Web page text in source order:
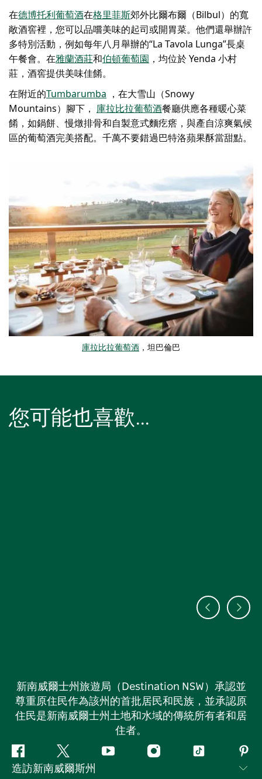
在德博托利葡萄酒在格里菲斯郊外比爾布爾（Bilbul）的寬
敞酒窖裡， 您可以品嚐美味的起司或開胃菜。他們還舉辦許
多特別活動，例如每年八月舉辦的“La Tavola Lunga”長桌
午餐會。在雅蘭酒莊和伯頓葡萄園 ，均位於 Yenda 小村
莊，酒窖提供美味佳餚。
在附近的Tumbarumba ，在大雪山（Snowy
Mountains）腳下， 庫拉比拉葡萄酒餐廳供應各種暖心菜
餚，如鍋餅、慢燉排骨和自製意式麵疙瘩，與產自涼爽氣候
區的葡萄酒完美搭配。千萬不要錯過巴特洛蘋果酥當甜點。
庫拉比拉葡萄酒 ，坦巴倫巴
您可能也喜歡…
新南威爾士州旅遊局（Destination NSW）承認並
尊重原住民作為該州的首批居民和民族，並承認原
住民是新南威爾士州土地和水域的傳統所有者和居
住者。
Facebook嘰
嘰
Youtube Instagram抖
造訪新南威爾斯州